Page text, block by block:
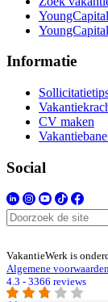
Informatie
CV maken
Social
VakantieWerk is
Algemene voorwaarden
4.3 - 3366 reviews